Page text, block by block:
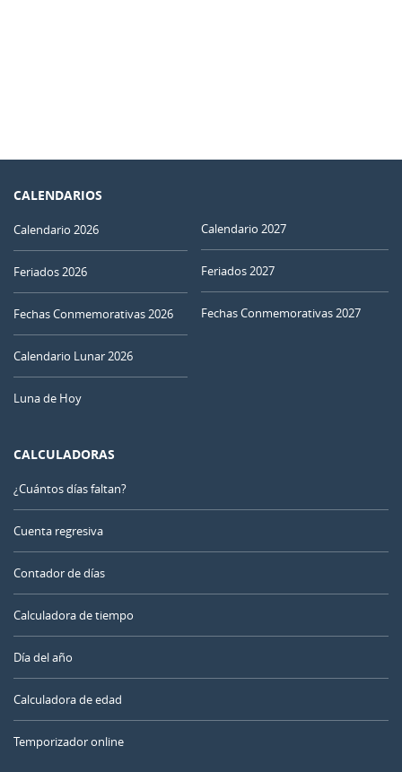
CALENDARIOS
Calendario 2026
Feriados 2026
Fechas Conmemorativas 2026
Calendario Lunar 2026
Luna de Hoy
Calendario 2027
Feriados 2027
Fechas Conmemorativas 2027
CALCULADORAS
¿Cuántos días faltan?
Cuenta regresiva
Contador de días
Calculadora de tiempo
Día del año
Calculadora de edad
Temporizador online